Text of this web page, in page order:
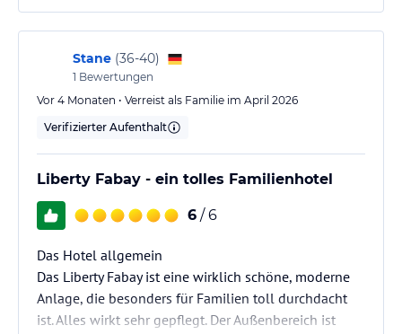
Stane (36-40)
1 Bewertungen
Vor 4 Monaten • Verreist als Familie im April 2026
Verifizierter Aufenthalt
Liberty Fabay - ein tolles Familienhotel
6 / 6
Das Hotel allgemein
​Das Liberty Fabay ist eine wirklich schöne, moderne
Anlage, die besonders für Familien toll durchdacht
ist. Alles wirkt sehr gepflegt. Der Außenbereich ist